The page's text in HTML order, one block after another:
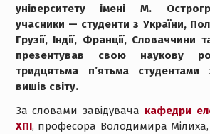
університету імені М.
учасники — студенти з України,
Грузії, Індії, Франції, Словаччини
презентував свою наукову
тридцятьма п’ятьма студентами
вишів світу.
За словами завідувача кафедри
ХПІ, професора Володимира Мілиха,